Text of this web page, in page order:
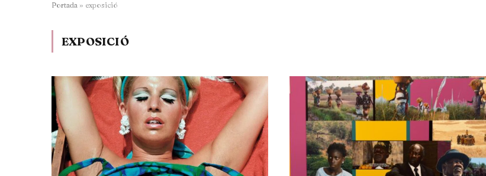
Portada » exposició
EXPOSICIÓ